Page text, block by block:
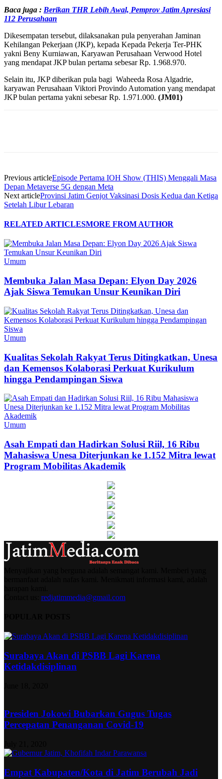
Baca juga : Berikan THR Lebih Awal, Pemprov Jatim Apresiasi
112 Perusahaan
Dikesempatan tersebut, dilaksanakan pula penyerahan Jaminan
Kehilangan Pekerjaan (JKP), kepada Kepada Pekerja Ter-PHK
yakni Beny Kurniawan, Karyawan Perusahaan Verwood Hotel
yang mendapat JKP bulan pertama sebesar Rp. 1.968.970.
Selain itu, JKP diberikan pula bagi Waheeda Rosa Algadrie,
karyawan Perusahaan Viktori Provindo Automation yang mendapat
JKP bulan pertama yakni sebesar Rp. 1.971.000. (JM01)
Previous articleEpisode Pertama IOH Show (THIS) Menggali Masa
Depan Metaverse 5G dengan Meta
Next articleProvinsi Jatim Genjot Vaksinasi Dosis Kedua dan Ketiga
Setelah Libur Lebaran
RELATED ARTICLESMORE FROM AUTHOR
Umum
Membuka Jalan Masa Depan: Elyon Day 2026
Ajak Siswa Temukan Unsur Keunikan Diri
Umum
Kualitas Sekolah Rakyat Terus Ditingkatkan, Unesa
dan Kemensos Kolaborasi Perkuat Kurikulum
hingga Pendampingan Siswa
Umum
Asah Empati dan Hadirkan Solusi Riil, 16 Ribu
Mahasiswa Unesa Diterjunkan ke 1.152 Mitra lewat
Program Mobilitas Akademik
redjatimmedia@gmail.com
Surabaya Akan di PSBB Lagi Karena
Ketidakdisiplinan
Presiden Jokowi Bubarkan Gugus Tugas
Percepatan Penanganan Covid-19
Empat Kabupaten/Kota di Jatim Berubah Jadi